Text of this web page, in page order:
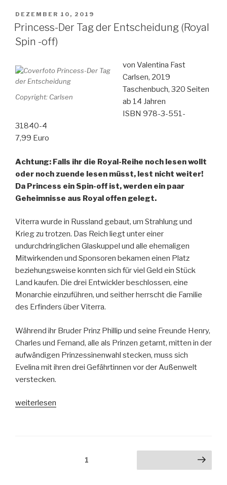
VERÖFFENTLICHT
AM
DEZEMBER 10, 2019
Princess-Der Tag der Entscheidung (Royal
Spin -off)
Copyright: Carlsen
von Valentina Fast
Carlsen, 2019
Taschenbuch, 320 Seiten
ab 14 Jahren
ISBN 978-3-551-
31840-4
7,99 Euro
Achtung: Falls ihr die Royal-Reihe noch lesen wollt
oder noch zuende lesen müsst, lest nicht weiter!
Da Princess ein Spin-off ist, werden ein paar
Geheimnisse aus Royal offen gelegt.
Viterra wurde in Russland gebaut, um Strahlung und
Krieg zu trotzen. Das Reich liegt unter einer
undurchdringlichen Glaskuppel und alle ehemaligen
Mitwirkenden und Sponsoren bekamen einen Platz
beziehungsweise konnten sich für viel Geld ein Stück
Land kaufen. Die drei Entwickler beschlossen, eine
Monarchie einzuführen, und seither herrscht die Familie
des Erfinders über Viterra.
Während ihr Bruder Prinz Phillip und seine Freunde Henry,
Charles und Fernand, alle als Prinzen getarnt, mitten in der
aufwändigen Prinzessinenwahl stecken, muss sich
Evelina mit ihren drei Gefährtinnen vor der Außenwelt
verstecken.
„Princess-
weiterlesen
Seitennummerierung
1 Nächste Seite